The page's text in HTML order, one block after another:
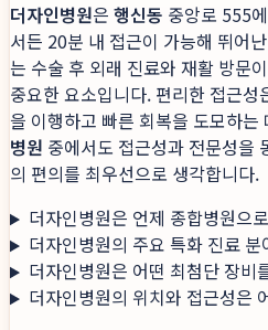
더자인병원은 행신동 중앙로 555
서든 20분 내 접근이 가능해 뛰어
는 수술 후 외래 진료와 재활 방문
중요한 요소입니다. 편리한 접근
을 이행하고 빠른 회복을 도모하는
병원 중에서도 접근성과 전문성을
의 편의를 최우선으로 생각합니다.
더자인병원은 언제 종합병원으
더자인병원의 주요 특화 진료
더자인병원은 어떤 최첨단 장비
더자인병원의 위치와 접근성은